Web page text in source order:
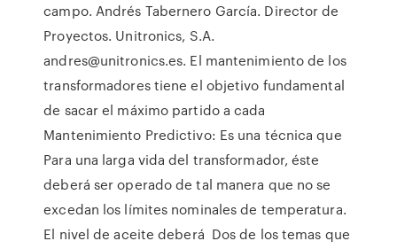
campo. Andrés Tabernero García. Director de
Proyectos. Unitronics, S.A.
andres@unitronics.es. El mantenimiento de los
transformadores tiene el objetivo fundamental
de sacar el máximo partido a cada
Mantenimiento Predictivo: Es una técnica que
Para una larga vida del transformador, éste
deberá ser operado de tal manera que no se
excedan los límites nominales de temperatura.
El nivel de aceite deberá Dos de los temas que